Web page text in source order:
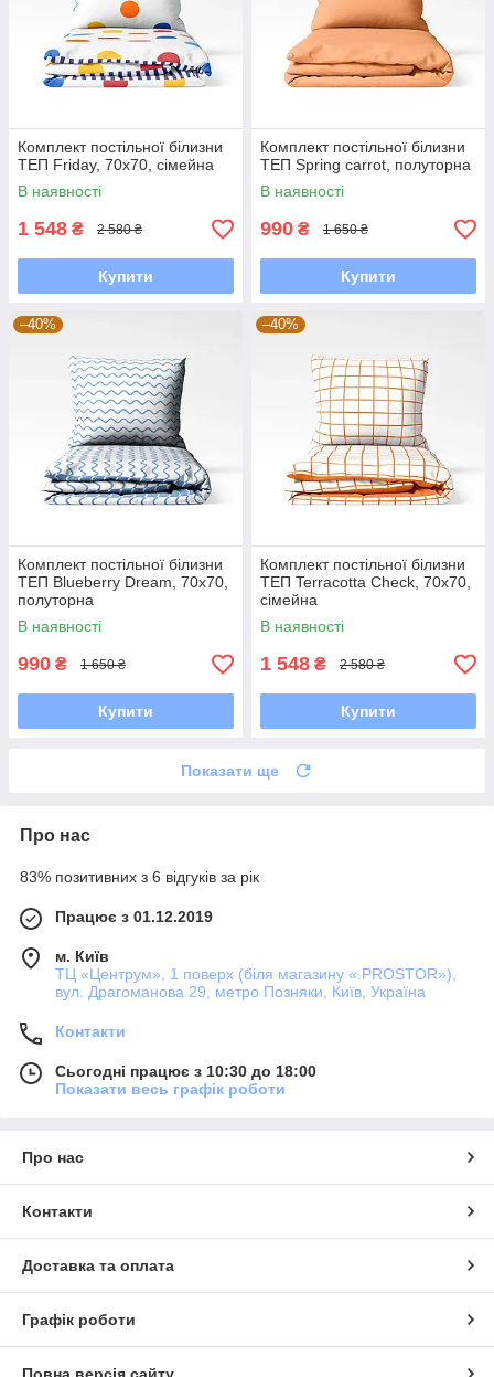
Комплект постільної білизни
ТЕП Friday, 70x70, сімейна
В наявності
1 548 ₴ 2 580 ₴
Купити
Комплект постільної білизни
ТЕП Spring carrot, полуторна
В наявності
990 ₴ 1 650 ₴
Купити
–40%
Комплект постільної білизни
ТЕП Blueberry Dream, 70x70,
полуторна
В наявності
990 ₴ 1 650 ₴
Купити
–40%
Комплект постільної білизни
ТЕП Terracotta Check, 70x70,
сімейна
В наявності
1 548 ₴ 2 580 ₴
Купити
Показати ще
Про нас
83% позитивних з 6 відгуків за рік
Працює з 01.12.2019
м. Київ
ТЦ «Центрум», 1 поверх (біля магазину «.PROSTOR»),
вул. Драгоманова 29, метро Позняки, Київ, Україна
Контакти
Сьогодні працює з 10:30 до 18:00
Показати весь графік роботи
Про нас
Контакти
Доставка та оплата
Графік роботи